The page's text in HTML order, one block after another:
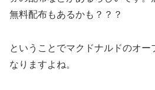
無料配布もあるかも？？？
ということでマクドナルドのオー
なりますよね。